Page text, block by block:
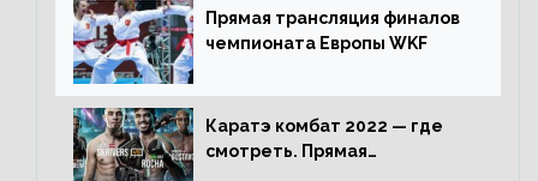
Прямая трансляция финалов
чемпионата Европы WKF
Каратэ комбат 2022 — где
смотреть. Прямая